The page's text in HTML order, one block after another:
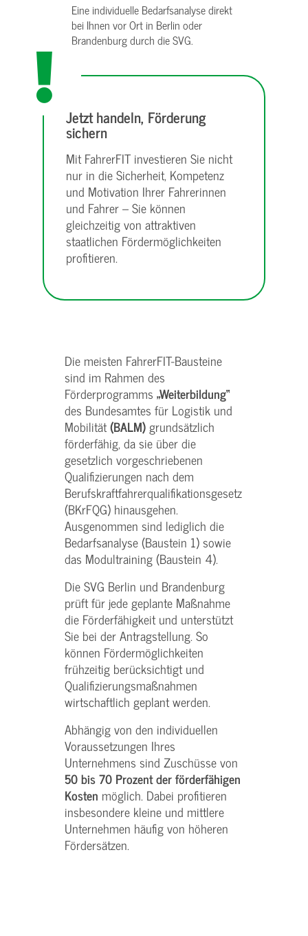
Eine individuelle Bedarfsanalyse direkt
bei Ihnen vor Ort in Berlin oder
Brandenburg durch die SVG.
Jetzt handeln, Förderung
sichern
Mit FahrerFIT investieren Sie nicht
nur in die Sicherheit, Kompetenz
und Motivation Ihrer Fahrerinnen
und Fahrer – Sie können
gleichzeitig von attraktiven
staatlichen Fördermöglichkeiten
profitieren.
Die meisten FahrerFIT-Bausteine
sind im Rahmen des
Förderprogramms „Weiterbildung“
des Bundesamtes für Logistik und
Mobilität(BALM)grundsätzlich
förderfähig, da sie über die
gesetzlich vorgeschriebenen
Qualifizierungen nach dem
Berufskraftfahrerqualifikationsgesetz
(BKrFQG) hinausgehen.
Ausgenommen sind lediglich die
Bedarfsanalyse (Baustein 1) sowie
das Modultraining (Baustein 4).
Die SVG Berlin und Brandenburg
prüft für jede geplante Maßnahme
die Förderfähigkeit und unterstützt
Sie bei der Antragstellung. So
können Fördermöglichkeiten
frühzeitig berücksichtigt und
Qualifizierungsmaßnahmen
wirtschaftlich geplant werden.
Abhängig von den individuellen
Voraussetzungen Ihres
Unternehmens sind Zuschüsse von
50 bis 70 Prozent der förderfähigen
Kosten möglich. Dabei profitieren
insbesondere kleine und mittlere
Unternehmen häufig von höheren
Fördersätzen.